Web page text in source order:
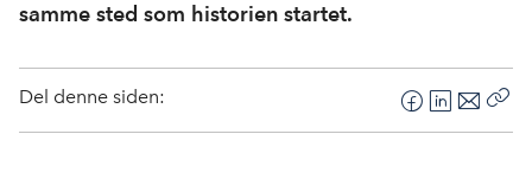
samme sted som historien startet.
Del denne siden:
F
L
E